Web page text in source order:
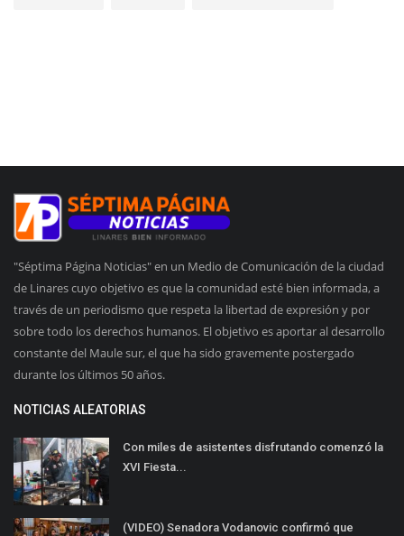
"Séptima Página Noticias" en un Medio de Comunicación de la ciudad
de Linares cuyo objetivo es que la comunidad esté bien informada, a
través de un periodismo que respeta la libertad de expresión y por
sobre todo los derechos humanos. El objetivo es aportar al desarrollo
constante del Maule sur, el que ha sido gravemente postergado
durante los últimos 50 años.
NOTICIAS ALEATORIAS
Con miles de asistentes disfrutando comenzó la
XVI Fiesta...
(VIDEO) Senadora Vodanovic confirmó que